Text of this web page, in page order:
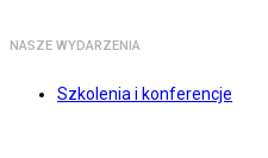
NASZE WYDARZENIA
Szkolenia i konferencje